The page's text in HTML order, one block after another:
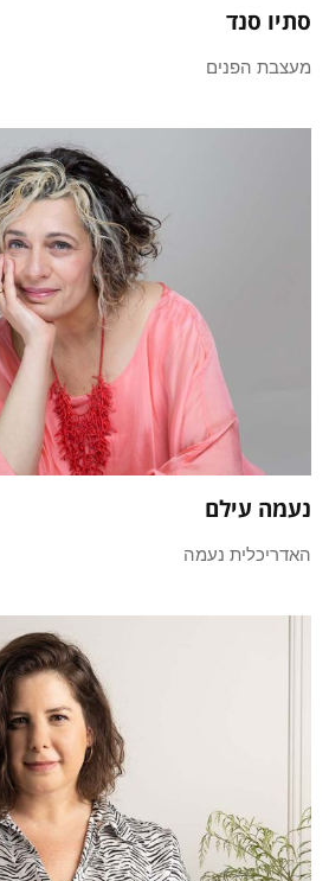
סתיו סנד
מעצבת הפנים
נעמה עילם
האדריכלית ​נעמה